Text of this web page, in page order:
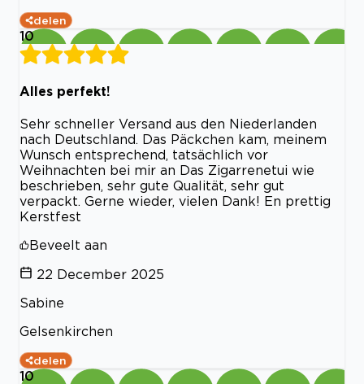
delen
10
Alles perfekt!
Sehr schneller Versand aus den Niederlanden
nach Deutschland. Das Päckchen kam, meinem
Wunsch entsprechend, tatsächlich vor
Weihnachten bei mir an Das Zigarrenetui wie
beschrieben, sehr gute Qualität, sehr gut
verpackt. Gerne wieder, vielen Dank! En prettig
Kerstfest
Beveelt aan
22 December 2025
Sabine
Gelsenkirchen
delen
10